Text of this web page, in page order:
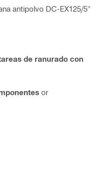
antipolvo DC-EX125/5"
de ranurado con
or